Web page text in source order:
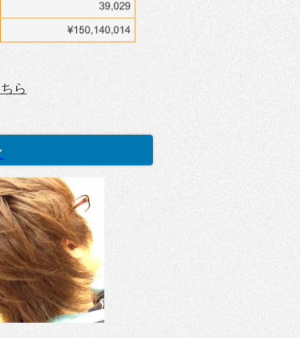
ら